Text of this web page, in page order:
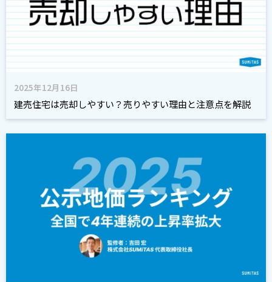
2025年12月16日
建売住宅は売却しやすい？売りやすい理由と注意点を解説